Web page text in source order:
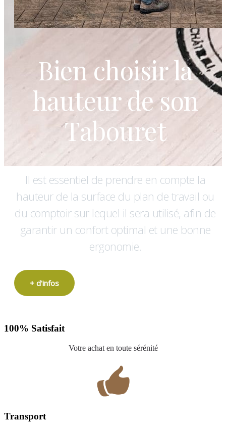
Bien choisir la
hauteur de son
Tabouret
Il est essentiel de prendre en compte la
hauteur de la surface du plan de travail ou
du comptoir sur lequel il sera utilisé, afin de
garantir un confort optimal et une bonne
ergonomie.
+ d'infos
100% Satisfait
Votre achat en toute sérénité
Transport